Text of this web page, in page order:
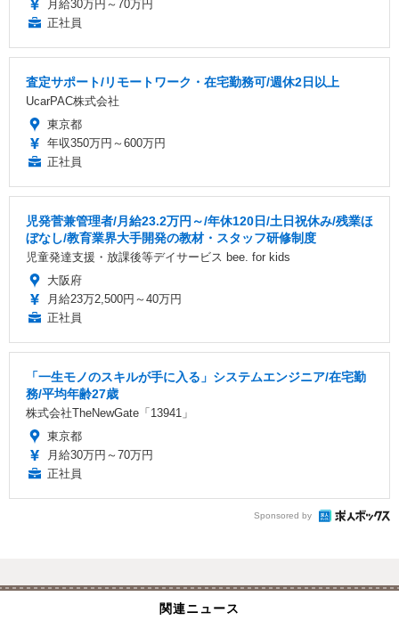
月給30万円～70万円
正社員
査定サポート/リモートワーク・在宅勤務可/週休2日以上
UcarPAC株式会社
東京都
年収350万円～600万円
正社員
児発菅兼管理者/月給23.2万円～/年休120日/土日祝休み/残業ほ
ぼなし/教育業界大手開発の教材・スタッフ研修制度
児童発達支援・放課後等デイサービス bee. for kids
大阪府
月給23万2,500円～40万円
正社員
「一生モノのスキルが手に入る」システムエンジニア/在宅勤
務/平均年齢27歳
株式会社TheNewGate「13941」
東京都
月給30万円～70万円
正社員
Sponsored by
関連ニュース